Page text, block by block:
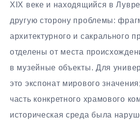
XIX веке и находящийся в
другую сторону проблемы:
архитектурного и сакрального
отделены от места
в музейные объекты. Для
это экспонат мирового
часть конкретного храмового
историческая среда была